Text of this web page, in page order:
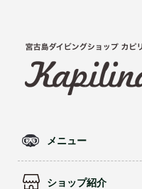
メニュー
ショップ紹介